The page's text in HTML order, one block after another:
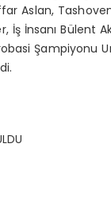
Aslan,
İş İnsanı Bülent
Şampiyonu